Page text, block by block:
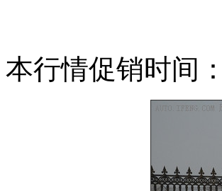
本行情促销时间